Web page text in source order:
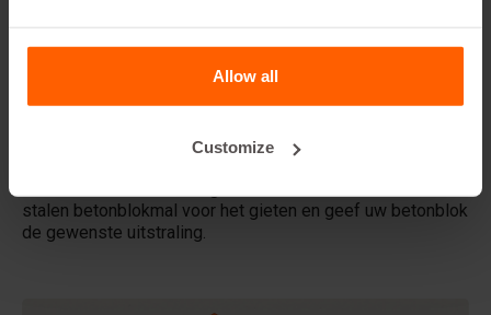
Allow all
Customize
aspecten van uw betonblokken en projecten te verhogen,
creëert het een fenomenale uitstraling en daardoor een
stalen betonblokmal voor het gieten en geef uw betonblok
de gewenste uitstraling.